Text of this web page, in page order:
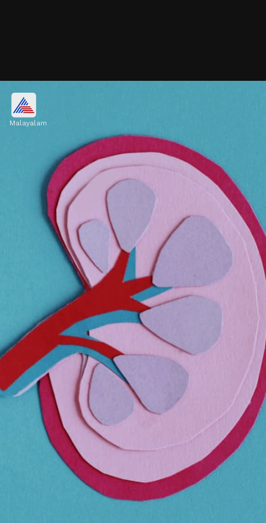
ആന്റിഓക്‌സിഡന്റുകൾ, പോഷകങ്ങൾ,
ബയോആക്ടീവ് സംയുക്തങ്ങൾ എന്നിവ
അടങ്ങിയിട്ടുള്ള പാനീയങ്ങൾ വൃക്കകളെ
ആരോ​ഗ്യത്തോടെ നിലനിർത്തും.
Image credits: Getty
Malayalam